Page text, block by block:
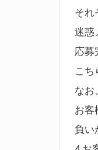
それ
迷惑
応募
こち
なお
お客
負い